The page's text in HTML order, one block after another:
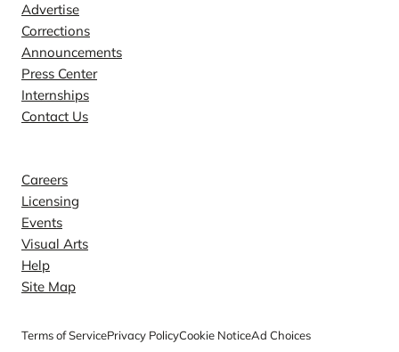
Advertise
Corrections
Announcements
Press Center
Internships
Contact Us
Careers
Licensing
Events
Visual Arts
Help
Site Map
Terms of ServicePrivacy PolicyCookie NoticeAd Choices